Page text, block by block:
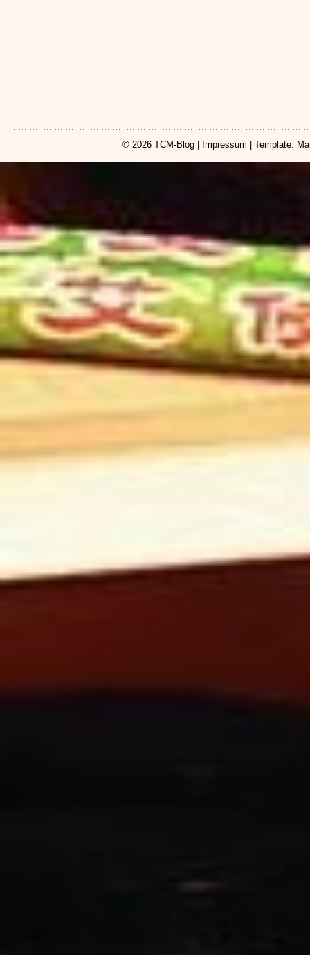
© 2026 TCM-Blog| Impressum | Template: